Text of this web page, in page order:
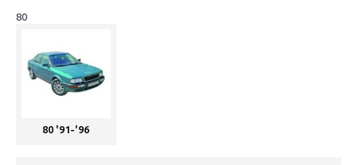
80
80 '91-'96